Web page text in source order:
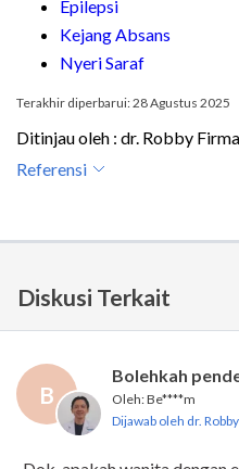
Epilepsi
Kejang Absans
Nyeri Saraf
Terakhir diperbarui: 28 Agustus 2025